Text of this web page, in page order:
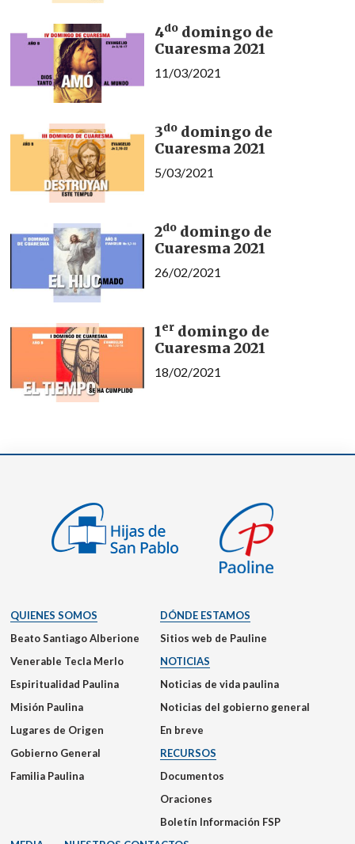
4dodomingo de
Cuaresma 2021
11/03/2021
3dodomingo de
Cuaresma 2021
5/03/2021
2dodomingo de
Cuaresma 2021
26/02/2021
1erdomingo de
Cuaresma 2021
18/02/2021
QUIENES SOMOS
Beato Santiago Alberione
Venerable Tecla Merlo
Espiritualidad Paulina
Misión Paulina
Lugares de Origen
Gobierno General
Familia Paulina
DÓNDE ESTAMOS
Sitios web de Pauline
NOTICIAS
Noticias de vida paulina
Noticias del gobierno general
En breve
RECURSOS
Documentos
Oraciones
Boletín Información FSP